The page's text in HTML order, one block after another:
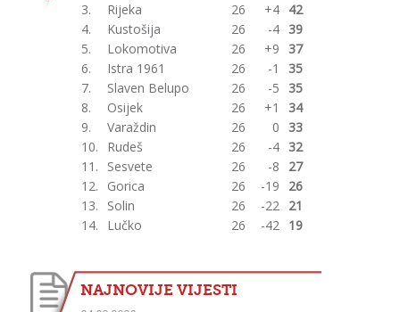
3.
Rijeka 26 +4 42
4.
Kustošija 26 -4 39
5.
Lokomotiva 26 +9 37
6.
Istra 1961 26 -1
35
7.
Slaven Belupo 26 -5 35
8.
Osijek 26 +1
34
9.
Varaždin 26 0 33
10.
Rudeš 26 -4 32
11.
Sesvete 26 -8
27
12.
Gorica 26 -19
26
13.
Solin 26 -22 21
14.
Lučko 26 -42 19
NAJNOVIJE VIJESTI